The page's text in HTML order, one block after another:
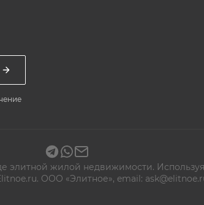
жилой недвижимости.
ООО «Элитное», email: